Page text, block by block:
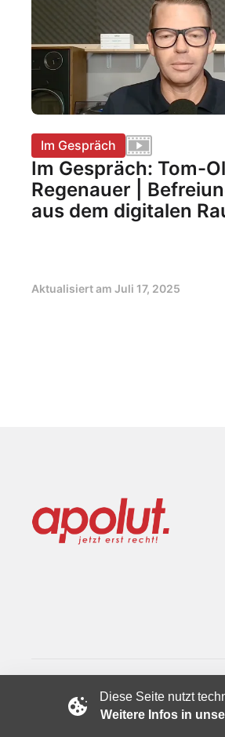
Im Gespräch
Im Gespräch: Tom-
Regenauer |
aus dem digitalen
Aktualisiert am Juli 17, 2025
Copyright © 2024 apolut | Jetzt
Diese Seite nutzt
Weitere Infos in